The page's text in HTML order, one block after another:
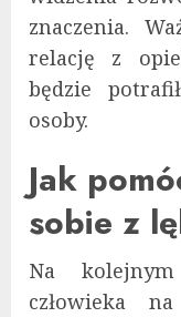
znaczenia.
relację z
będzie
osoby.
Jak
sobie z
Na
człowieka